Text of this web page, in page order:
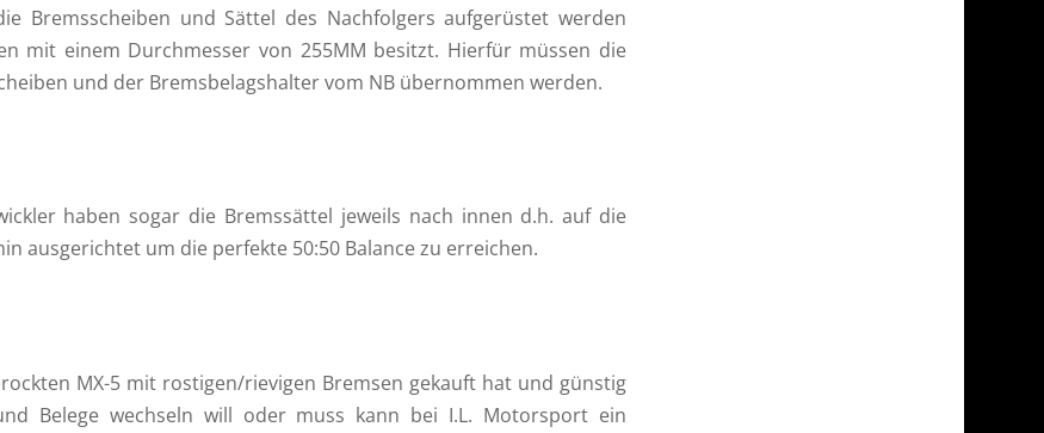
Bremsscheiben und Sättel des Nachfolgers aufgerüstet werden
mit einem Durchmesser von 255MM besitzt. Hierfür müssen die
und der Bremsbelagshalter vom NB übernommen werden.
haben sogar die Bremssättel jeweils nach innen d.h. auf die
ausgerichtet um die perfekte 50:50 Balance zu erreichen.
MX-5 mit rostigen/rievigen Bremsen gekauft hat und günstig
Belege wechseln will oder muss kann bei I.L. Motorsport ein